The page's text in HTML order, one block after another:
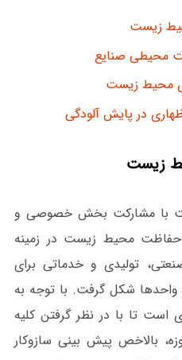
زیست
محیطی صنایع
محیط زیست
در پایش آلودگی
زیست
با مشارکت بخش خصوصی و
حفاظت محیط زیست در زمینه
تولیدی و خدماتی برای
واحدها شکل گرفت. با توجه به
است تا با در نظر گرفتن کلیه
بالاخص پیش بینی سازوکار